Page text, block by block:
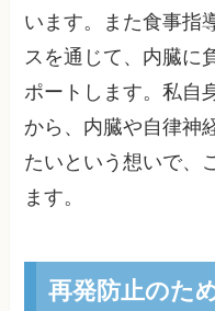
います。また食事指
スを通じて、内臓に
ポートします。私自
から、内臓や自律神
たいという想いで、
ます。
再発防止のた